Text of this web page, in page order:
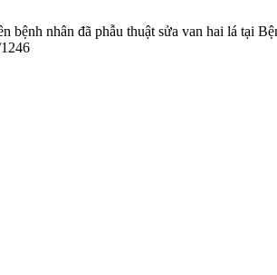
bệnh nhân đã phẫu thuật sửa van hai lá